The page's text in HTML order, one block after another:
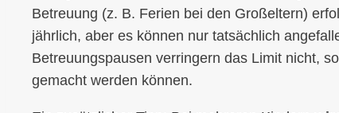
Betreuung (z. B. Ferien bei den Großeltern)
jährlich, aber es können nur tatsächlich
Betreuungspausen verringern das Limit nicht,
gemacht werden können.